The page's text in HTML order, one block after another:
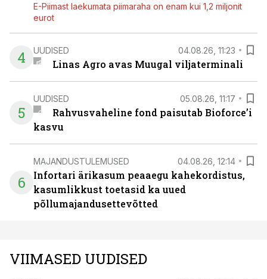
E-Piimast laekumata piimaraha on enam kui 1,2 miljonit
eurot
4 UUDISED 04.08.26, 11:23
Linas Agro avas Muugal viljaterminali
5
UUDISED 05.08.26, 11:17
Rahvusvaheline fond paisutab Bioforce’i
kasvu
6
MAJANDUSTULEMUSED 04.08.26, 12:14
Infortari ärikasum peaaegu kahekordistus,
kasumlikkust toetasid ka uued
põllumajandusettevõtted
VIIMASED UUDISED